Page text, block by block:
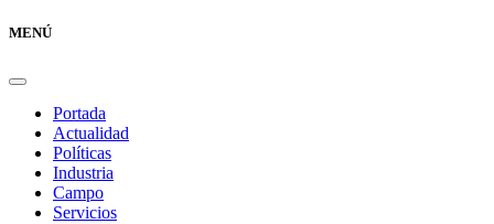
MENÚ
Portada
Actualidad
Políticas
Industria
Campo
Servicios